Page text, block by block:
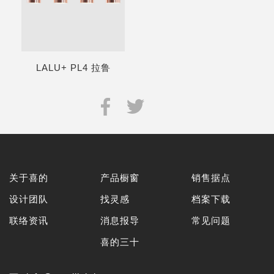
LALU+ PL4 拉鲁
关于喜的
设计团队
联络资讯
产品橱窗
找灵感
消息报导
喜的三十
销售据点
档案下载
常见问题